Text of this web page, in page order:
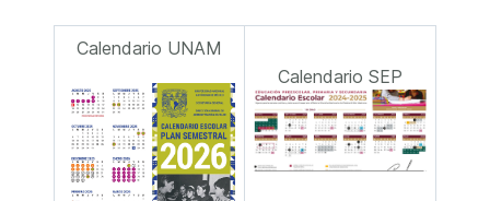
Calendario UNAM
Calendario SEP